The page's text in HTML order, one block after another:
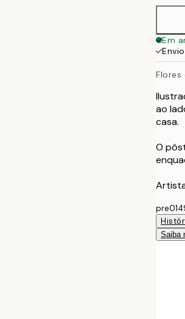
Em
Flores
ao
casa.
O
Saiba